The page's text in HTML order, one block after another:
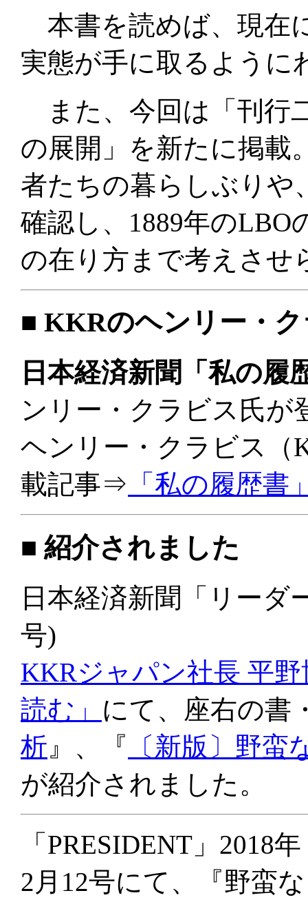
本書を読めば、現在
実態が手に取るように
また、今回は「刊行
の展開」を新たに掲載
者たちの暮らしぶりや
確認し、1889年のLBO
の在り方まで考えさせ
■ KKRのヘンリー・
日本経済新聞「私の履
ンリー・クラビス氏が
ヘンリー・クラビス（
載記事⇒ 「私の履歴書
■ 紹介されました
日本経済新聞「リーダ
号)
KKRジャパン社長 平
読む」 にて、座右の書
析 』、『 〔新版〕野蛮
が紹介されました。
「PRESIDENT」2018年
2月12号にて、『野蛮な